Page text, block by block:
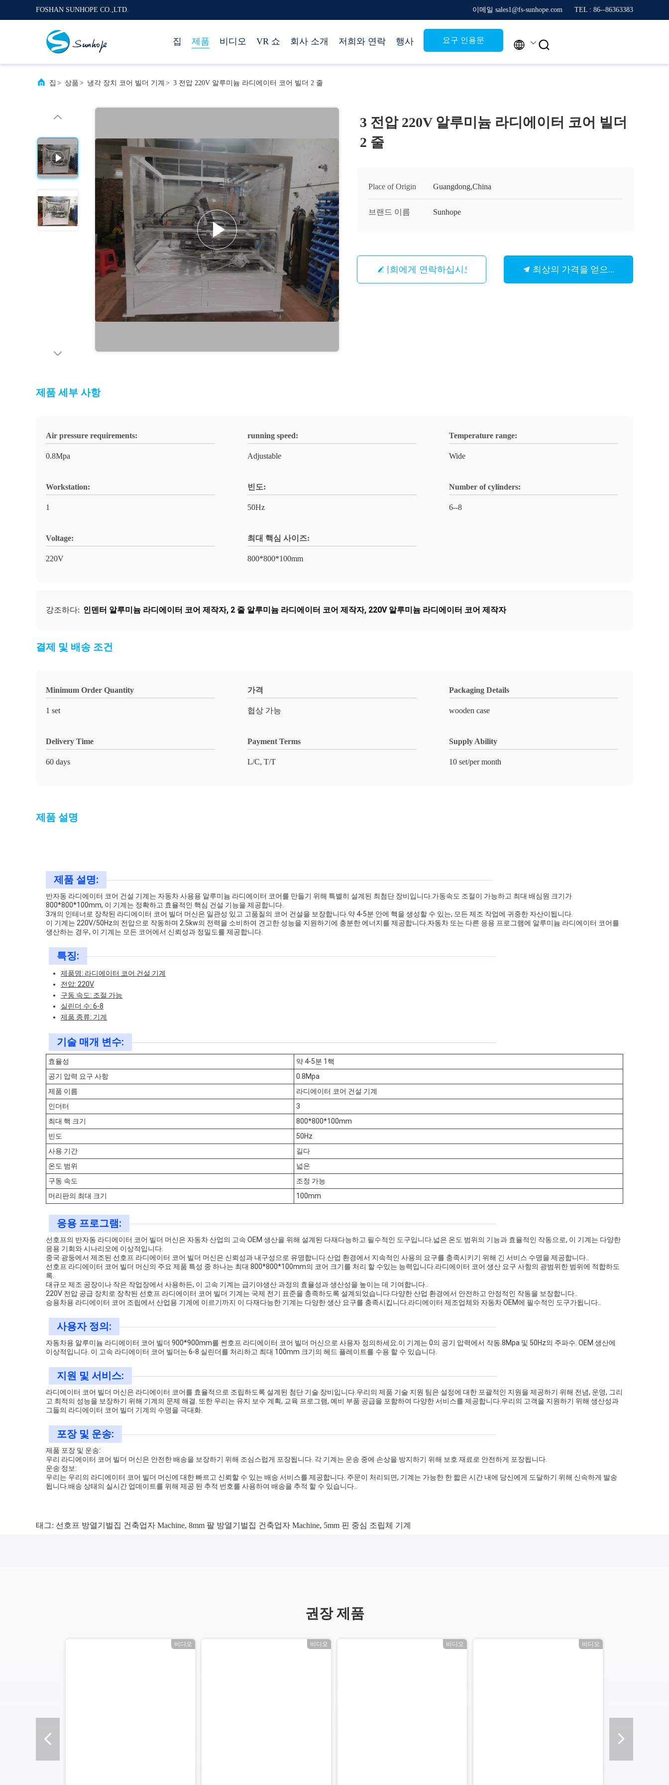
FOSHAN SUNHOPE CO.,LTD. 이메일 sales1@fs-sunhope.com TEL : 86--86363383
집 제품 비디오 VR 쇼 회사 소개 저희와 연락 행사 요구 인용문  
집 > 상품 > 냉각 장치 코어 빌더 기계 > 3 전압 220V 알루미늄 라디에이터 코어 빌더 2 줄
3 전압 220V 알루미늄 라디에이터 코어 빌더
2 줄
Place of Origin Guangdong,China
브랜드 이름 Sunhope
저희에게 연락하십시오 최상의 가격을 얻으세요
제품 세부 사항
Air pressure requirements:
0.8Mpa
running speed:
Adjustable
Temperature range:
Wide
Workstation:
1
빈도:
50Hz
Number of cylinders:
6--8
Voltage:
220V
최대 핵심 사이즈:
800*800*100mm
강조하다: 인덴터 알루미늄 라디에이터 코어 제작자, 2 줄 알루미늄 라디에이터 코어 제작자, 220V 알루미늄 라디에이터 코어 제작자
결제 및 배송 조건
Minimum Order Quantity
1 set
가격
협상 가능
Packaging Details
wooden case
Delivery Time
60 days
Payment Terms
L/C, T/T
Supply Ability
10 set/per month
제품 설명
제품 설명:
반자동 라디에이터 코어 건설 기계는 자동차 사용용 알루미늄 라디에이터 코어를 만들기 위해 특별히 설계된 최첨단 장비입니다.가동속도 조절이 가능하고 최대 배심원 크기가
800*800*100mm, 이 기계는 정확하고 효율적인 핵심 건설 기능을 제공합니다.
3개의 인테너로 장착된 라디에이터 코어 빌더 머신은 일관성 있고 고품질의 코어 건설을 보장합니다.약 4-5분 안에 핵을 생성할 수 있는, 모든 제조 작업에 귀중한 자산이됩니다.
이 기계는 220V/50Hz의 전압으로 작동하며 2.5kw의 전력을 소비하여 견고한 성능을 지원하기에 충분한 에너지를 제공합니다.자동차 또는 다른 응용 프로그램에 알루미늄 라디에이터 코어를
생산하는 경우, 이 기계는 모든 코어에서 신뢰성과 정밀도를 제공합니다.
특징:
제품명: 라디에이터 코어 건설 기계
전압: 220V
구동 속도: 조절 가능
실린더 수: 6-8
제품 종류: 기계
기술 매개 변수:
효율성
약 4-5분 1핵
공기 압력 요구 사항
0.8Mpa
제품 이름
라디에이터 코어 건설 기계
인더터
3
최대 핵 크기
800*800*100mm
빈도
50Hz
사용 기간
길다
온도 범위
넓은
구동 속도
조정 가능
머리판의 최대 크기
100mm
응용 프로그램:
선호프의 반자동 라디에이터 코어 빌더 머신은 자동차 산업의 고속 OEM 생산을 위해 설계된 다재다능하고 필수적인 도구입니다.넓은 온도 범위의 기능과 효율적인 작동으로, 이 기계는 다양한
응용 기회와 시나리오에 이상적입니다.
중국 광둥에서 제조된 선호프 라디에이터 코어 빌더 머신은 신뢰성과 내구성으로 유명합니다.산업 환경에서 지속적인 사용의 요구를 충족시키기 위해 긴 서비스 수명을 제공합니다..
선호프 라디에이터 코어 빌더 머신의 주요 제품 특성 중 하나는 최대 800*800*100mm의 코어 크기를 처리 할 수있는 능력입니다.라디에이터 코어 생산 요구 사항의 광범위한 범위에 적합하도
록.
대규모 제조 공장이나 작은 작업장에서 사용하든, 이 고속 기계는 급기야생산 과정의 효율성과 생산성을 높이는 데 기여합니다..
220V 전압 공급 장치로 장착된 선호프 라디에이터 코어 빌더 기계는 국제 전기 표준을 충족하도록 설계되었습니다.다양한 산업 환경에서 안전하고 안정적인 작동을 보장합니다..
승용차용 라디에이터 코어 조립에서 산업용 기계에 이르기까지 이 다재다능한 기계는 다양한 생산 요구를 충족시킵니다.라디에이터 제조업체와 자동차 OEM에 필수적인 도구가됩니다..
사용자 정의:
자동차용 알루미늄 라디에이터 코어 빌더 900*900mm를 썬호프 라디에이터 코어 빌더 머신으로 사용자 정의하세요.이 기계는 0의 공기 압력에서 작동.8Mpa 및 50Hz의 주파수. OEM 생산에
이상적입니다. 이 고속 라디에이터 코어 빌더는 6-8 실린더를 처리하고 최대 100mm 크기의 헤드 플레이트를 수용 할 수 있습니다.
지원 및 서비스:
라디에이터 코어 빌더 머신은 라디에이터 코어를 효율적으로 조립하도록 설계된 첨단 기술 장비입니다.우리의 제품 기술 지원 팀은 설정에 대한 포괄적인 지원을 제공하기 위해 전념, 운영, 그리
고 최적의 성능을 보장하기 위해 기계의 문제 해결. 또한 우리는 유지 보수 계획, 교육 프로그램, 예비 부품 공급을 포함하여 다양한 서비스를 제공합니다.우리의 고객을 지원하기 위해 생산성과
그들의 라디에이터 코어 빌더 기계의 수명을 극대화.
포장 및 운송:
제품 포장 및 운송:
우리 라디에이터 코어 빌더 머신은 안전한 배송을 보장하기 위해 조심스럽게 포장됩니다. 각 기계는 운송 중에 손상을 방지하기 위해 보호 재료로 안전하게 포장됩니다.
운송 정보:
우리는 우리의 라디에이터 코어 빌더 머신에 대한 빠르고 신뢰할 수 있는 배송 서비스를 제공합니다. 주문이 처리되면, 기계는 가능한 한 짧은 시간 내에 당신에게 도달하기 위해 신속하게 발송
됩니다.배송 상태의 실시간 업데이트를 위해 제공 된 추적 번호를 사용하여 배송을 추적 할 수 있습니다..
태그: 선호프 방열기벌집 건축업자 Machine, 8mm 팔 방열기벌집 건축업자 Machine, 5mm 핀 중심 조립체 기계
권장 제품
비디오 비디오 비디오 비디오